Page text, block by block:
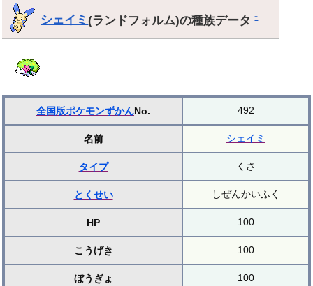
シェイミ(ランドフォルム)の種族データ†
全国版ポケモンずかんNo. 492
名前 シェイミ
タイプ くさ
とくせい しぜんかいふく
HP 100
こうげき 100
ぼうぎょ 100